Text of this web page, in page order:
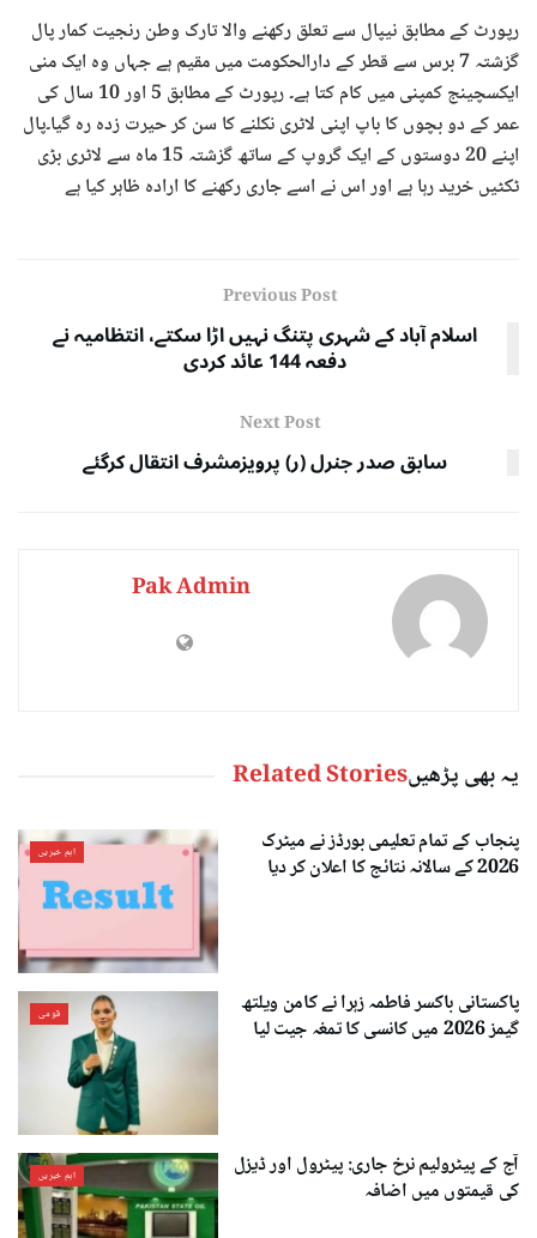
رپورٹ کے مطابق نیپال سے تعلق رکھنے والا تارک وطن رنجیت کمار پال
گزشتہ 7 برس سے قطر کے دارالحکومت میں مقیم ہے جہاں وہ ایک منی
ایکسچینج کمپنی میں کام کتا ہے۔ رپورٹ کے مطابق 5 اور 10 سال کی
عمر کے دو بچوں کا باپ اپنی لاٹری نکلنے کا سن کر حیرت زدہ رہ گیا۔پال
اپنے 20 دوستوں کے ایک گروپ کے ساتھ گزشتہ 15 ماہ سے لاٹری بڑی
ٹکٹیں خرید رہا ہے اور اس نے اسے جاری رکھنے کا ارادہ ظاہر کیا ہے
Previous Post
اسلام آباد کے شہری پتنگ نہیں اڑا سکتے، انتظامیہ نے
دفعہ 144 عائد کردی
Next Post
سابق صدر جنرل (ر) پرویزمشرف انتقال کرگئے
Pak Admin
یہ بھی پڑھیںRelated Stories
اہم خبریں
پنجاب کے تمام تعلیمی بورڈز نے میٹرک
2026 کے سالانہ نتائج کا اعلان کر دیا
قومی
پاکستانی باکسر فاطمہ زہرا نے کامن ویلتھ
گیمز 2026 میں کانسی کا تمغہ جیت لیا
اہم خبریں
آج کے پیٹرولیم نرخ جاری: پیٹرول اور ڈیزل
کی قیمتوں میں اضافہ